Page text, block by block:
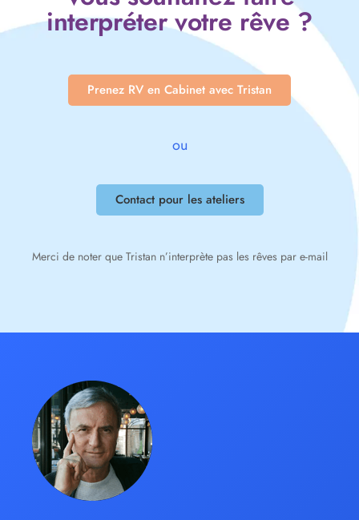
interpréter votre rêve ?
Prenez RV en Cabinet avec Tristan
ou
Contact pour les ateliers
Merci de noter que Tristan n’interprète pas les rêves par e-mail